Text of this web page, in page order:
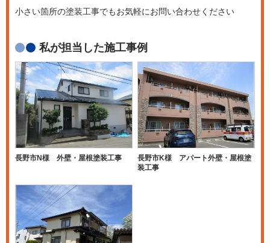
小さい箇所の塗装工事でもお気軽にお問い合わせください
私が担当した施工事例
長野市N様 外壁・屋根塗装工事
長野市K様 アパート外壁・屋根塗
装工事